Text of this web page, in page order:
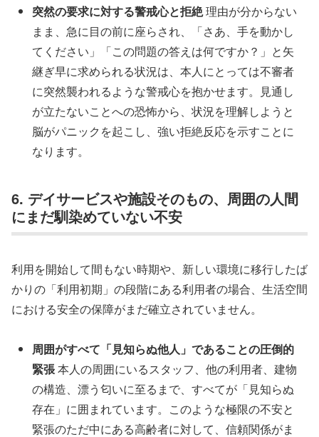
突然の要求に対する警戒心と拒絶理由が分からない
まま、急に目の前に座らされ、「さあ、手を動かし
てください」「この問題の答えは何ですか？」と矢
継ぎ早に求められる状況は、本人にとっては不審者
に突然襲われるような警戒心を抱かせます。見通し
が立たないことへの恐怖から、状況を理解しようと
脳がパニックを起こし、強い拒絶反応を示すことに
なります。
6. デイサービスや施設そのもの、周囲の人間
にまだ馴染めていない不安
利用を開始して間もない時期や、新しい環境に移行したば
かりの「利用初期」の段階にある利用者の場合、生活空間
における安全の保障がまだ確立されていません。
周囲がすべて「見知らぬ他人」であることの圧倒的
緊張本人の周囲にいるスタッフ、他の利用者、建物
の構造、漂う匂いに至るまで、すべてが「見知らぬ
存在」に囲まれています。このような極限の不安と
緊張のただ中にある高齢者に対して、信頼関係がま